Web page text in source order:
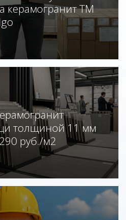
керамогранит ТМ
толщиной 11 мм
руб./м2